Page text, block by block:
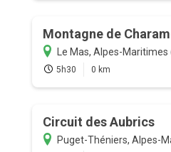
Montagne de
Le Mas, Alpes-Maritimes
5h30 0 km
Circuit des Aubrics
Puget-Théniers, Alpes-